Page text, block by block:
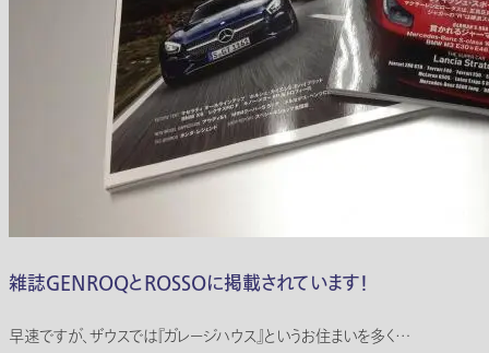
雑誌GENROQとROSSOに掲載されています！
早速ですが、ザウスでは『ガレージハウス』というお住まいを多く…